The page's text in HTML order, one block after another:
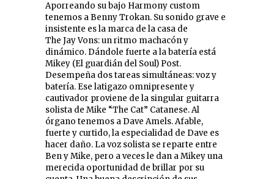
Aporreando su bajo Harmony custom
tenemos a Benny Trokan. Su sonido grave e
insistente es la marca de la casa de
The Jay Vons: un ritmo machacón y
dinámico. Dándole fuerte a la batería está
Mikey (El guardián del Soul) Post.
Desempeña dos tareas simultáneas: voz y
batería. Ese latigazo omnipresente y
cautivador proviene de la singular guitarra
solista de Mike “The Cat” Catanese. Al
órgano tenemos a Dave Amels. Afable,
fuerte y curtido, la especialidad de Dave es
hacer daño. La voz solista se reparte entre
Ben y Mike, pero a veces le dan a Mikey una
merecida oportunidad de brillar por su